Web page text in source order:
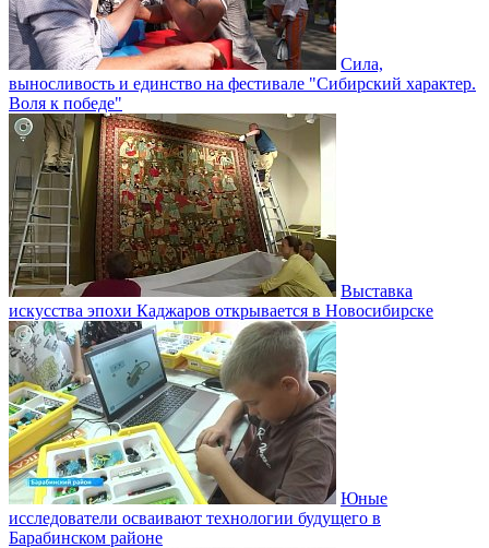
Сила,
выносливость и единство на фестивале "Сибирский характер.
Воля к победе"
Выставка
искусства эпохи Каджаров открывается в Новосибирске
Юные
исследователи осваивают технологии будущего в
Барабинском районе